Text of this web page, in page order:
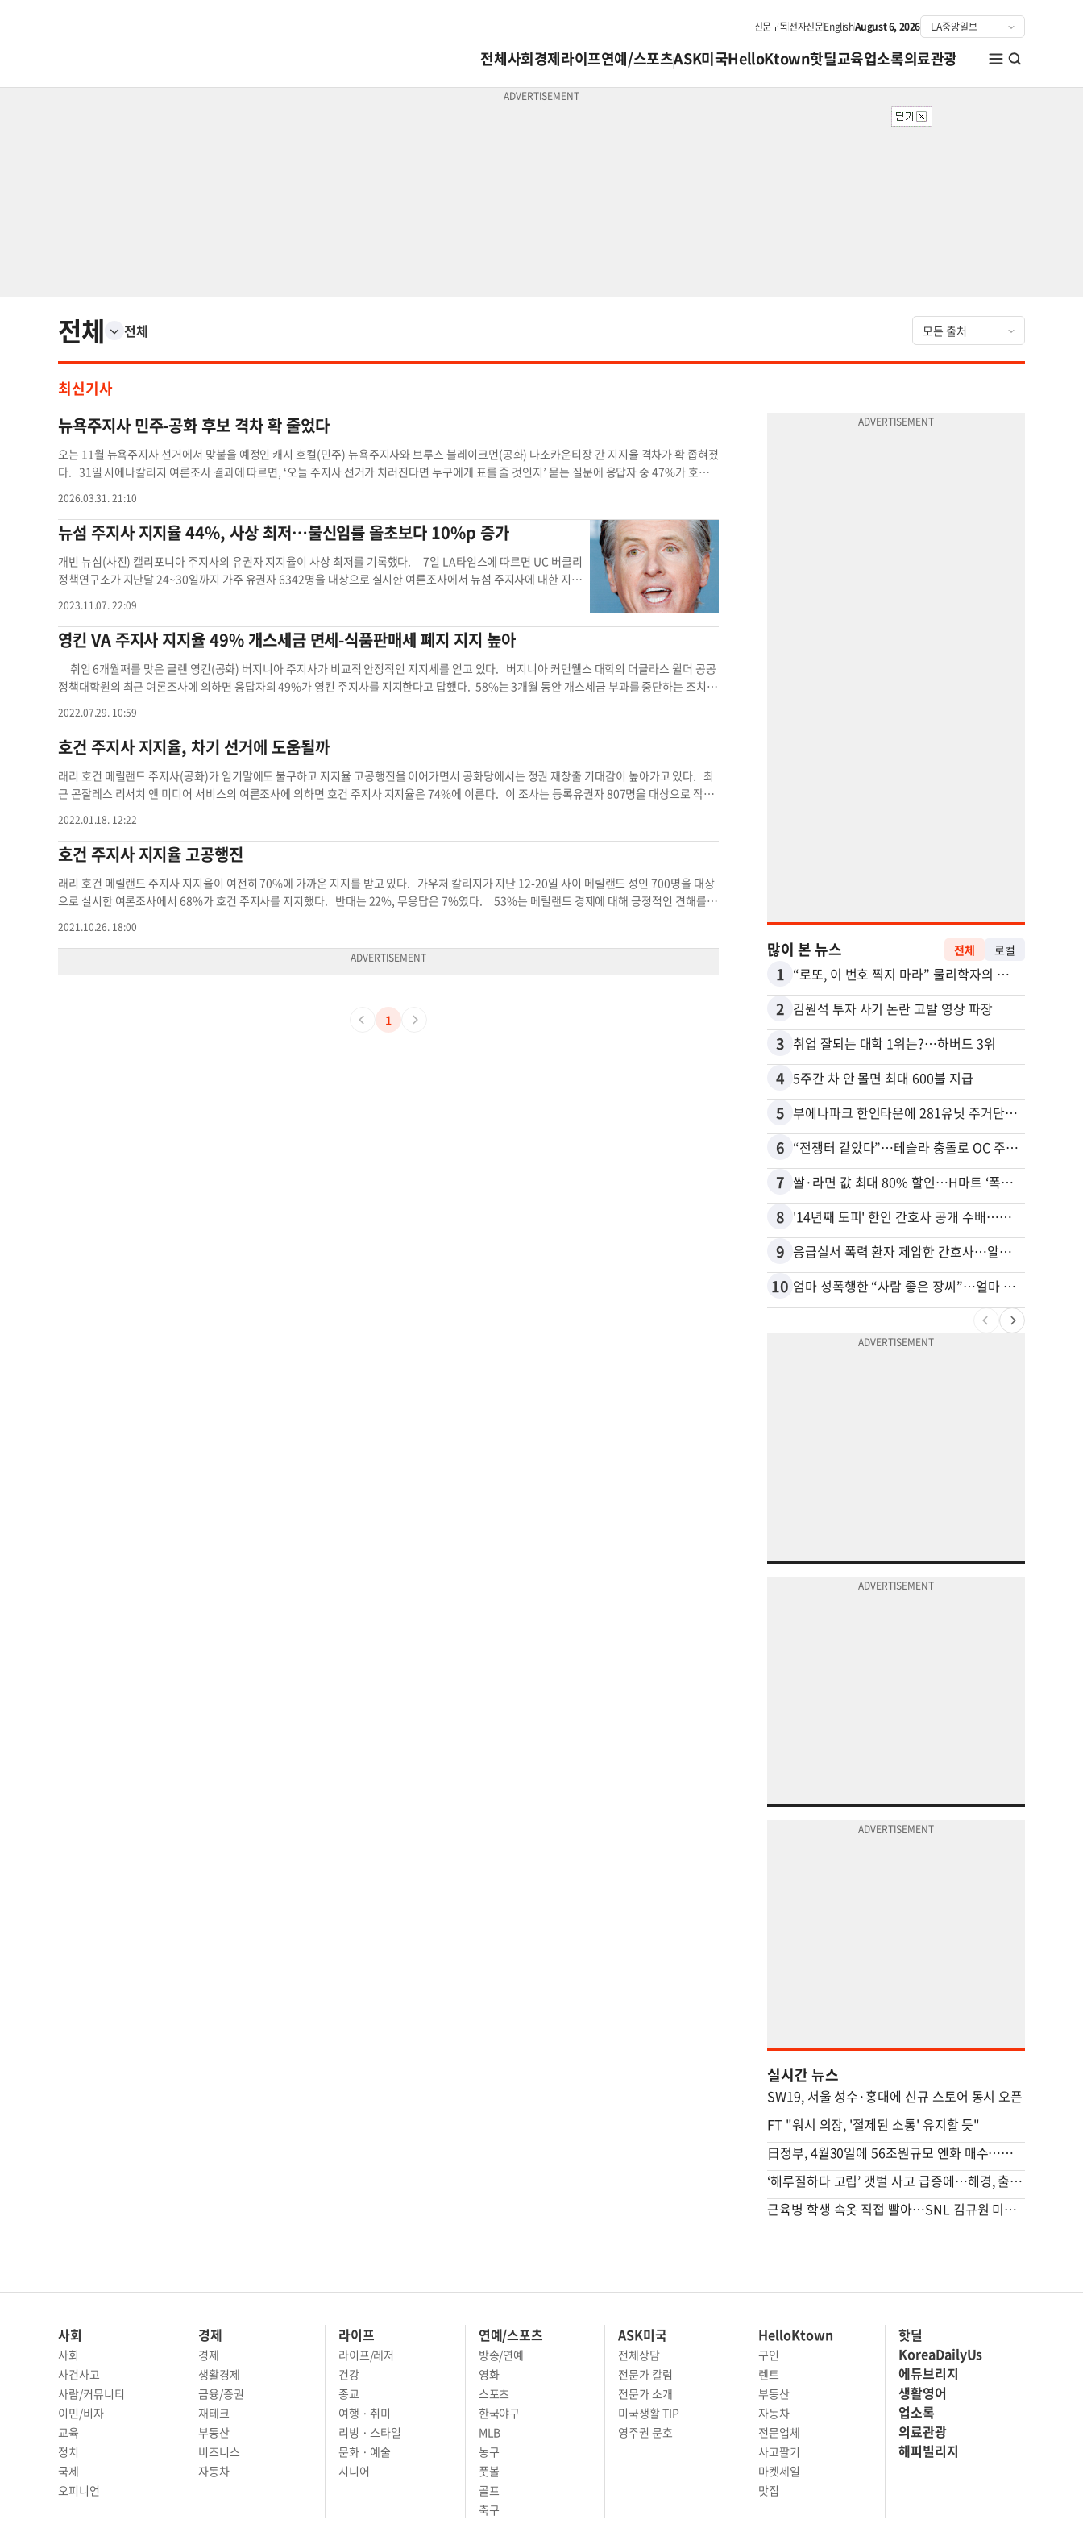
신문구독전자신문EnglishAugust 6, 2026
전체사회경제라이프연예/스포츠ASK미국HelloKtown핫딜교육업소록의료관광
전체 전체
최신기사
뉴욕주지사 민주-공화 후보 격차 확 줄었다
오는 11월 뉴욕주지사 선거에서 맞붙을 예정인 캐시 호컬(민주) 뉴욕주지사와 브루스 블레이크먼(공화) 나소카운티장 간 지지율 격차가 확 좁혀졌
다. 31일 시에나칼리지 여론조사 결과에 따르면, ‘오늘 주지사 선거가 치러진다면 누구에게 표를 줄 것인지’ 묻는 질문에 응답자 중 47%가 호컬
지한다는 응답이 51%로 절반을 넘었고, 블레이크먼 지지율은 31%로 두 후보 간 격차가 20%포인트에 달했지만 3월에는 확 좁혀진 것이다. 블
레이크먼은 특히 특정 당에 소속돼 있지 않은 무소속 유권자들 사이에서 최근 지지를 얻은 것으로 나타났다. 무소속 유권자 중 블레이크먼 지지 의
사를 밝힌 이들의 비율은 39%로, 호컬 주지사 지지율(32%)을 7%포인트 앞섰다. 특히 무소속 유권자 중 아직 주지사로 누구를 지지할지 모르겠
다고 응답한 이들도 23%에 달해 향후 성패를 가를 요소가 될 것으로 보인다. 또한 백인 유권자 그룹에서도 호컬 주지사 지지율과 블레이크먼 지
지율이 43%로 같은 수준이었다. 다만 유색인종 유권자 그룹에선 64%가 호컬 주지사를 지지했다. 스티브 그린버그 시에나칼리지 여론조사 전
문가는 “단순히 이번 달에만 나타난 현상인지, 장기적인 흐름인지는 주 예산이 승인되고 선거운동이 전개되는 흐름에 따라 판단할 수 있다”고 전
했다. 호컬 주지사와의 격차를 확 좁힌 블레이크먼은 “뉴요커들은 현 주지사가 만들어낸 생활비 위기에서 구제되길 바라고 있다”며 이에 따라 지
지율 격차를 좁힌 것이라고 설명했다. 이어 “소득세를 감면하고, 유틸리티 요금을 절반으로 줄이겠다는 제 계획으로 주민들을 구제할 것”이라고
밝혔다. 호컬 선거 캠페인 측은 “현재 주지사는 매일 물가를 안정시키고, 치안을 위해 수십억 달러를 투자하고, 또 도널드 트럼프 행정부에 맞서
는 반면 블레이크먼은 정반대 행보를 보인다”고 지적했다. 현재 기록에 따르면 호컬 주지사는 선거 캠페인 자금 2018만 달러를 확보, 블레이크먼
캠페인(160만 달러)을 압도적으로 앞서는 상태다. 한편 이날 여론조사에서 뉴욕 유권자들은 트럼프 대통령이 전쟁을 개시할 때는 연방의회 승
을 확인하는 것이 필요하다는 의견이 54%로 더 많았다. 트럼프 행정부의 관세 정책에 반대하는 의견은 60%였다. 김은별 기자
ailyny.com뉴욕주지사 후보 뉴욕주지사 선거 지지율 격차 주지사 지지율
2026.03.31. 21:10
뉴섬 주지사 지지율 44%, 사상 최저…불신임률 올초보다 10%p 증가
개빈 뉴섬(사진) 캘리포니아 주지사의 유권자 지지율이 사상 최저를 기록했다. 7일 LA타임스에 따르면 UC 버클리
정책연구소가 지난달 24~30일까지 가주 유권자 6342명을 대상으로 실시한 여론조사에서 뉴섬 주지사에 대한 지지
지지했던 지난 2월보다 11%p 하락한 수치다. 반면, 그의 불신임률은 49%로, 올 초보다 10%p 증가했다. 특히 뉴
섬 주지사의 지지도는 당파와 관계없이 유권자들 사이에서 전반적으로 하락한 것으로 나타났다. 민주당 유권자들의
뉴섬 주지사 지지율은 66%로 여전히 절반을 넘지만, 올해 초와 비교했을 때는 16%p 떨어졌다. 반면 뉴섬 주지사를
반대하는 민주당 유권자들은 25%로, 올해 초 12%보다 두배가 늘었다. 또한 선호 정당이 없는 유권자들 사이에서
도 그의 지지율은 49%에서 37%로 하락했다. 이러한 변화는 뉴섬 주지사가 최근 조 바이든 대통령을 적극 지지하면
2020년 9월 코로나19 팬데믹에 성공적인 초기 대응 성과를 인정받았던 시기에 최고조에 달했다. 당시 지난 50년 이
래 가주 주지사 중에서 가장 높은 지지를 얻었다. 그러나 새로운 변종이 나타난 이후 엄격한 방역 및 제한 조치들이
이어지면서 주민들의 불만은 높아져 갔다. 같은 시기에 뉴섬 지사는 나파밸리 고급 레스토랑에서 지인들과 외식을 하
는 장면이 목격되면서 격렬한 비난을 받았다. 또한 팬데믹 이후 심화하고 있는 홈리스와 범죄 문제로 인해 현재 가
주 상태에 대해 주민들의 불만은 계속 커지고 있다. 실제로 최근 캘리포니아 공공정책연구소(PPIC)가 공개한 여론
로 최소 2년 이상이 남은 상황에서 이런 지지도의 급락은 주정을 이끌어나가는데 어려움을 겪을 것으로 전문가들은 분
석했다. 장수아 기자jang.suah@koreadaily.com불신임률 주지사 주지사 지지율 주지사 지지도 유권자 지지율
2023.11.07. 22:09
영킨 VA 주지사 지지율 49% 개스세금 면세-식품판매세 폐지 지지 높아
취임 6개월째를 맞은 글렌 영킨(공화) 버지니아 주지사가 비교적 안정적인 지지세를 얻고 있다. 버지니아 커먼웰스 대학의 더글라스 윌더 공공
정책대학원의 최근 여론조사에 의하면 응답자의 49%가 영킨 주지사를 지지한다고 답했다. 58%는 3개월 동안 개스세금 부과를 중단하는 조치에
다. 주정부가 부과하는 식품 판매세 1.5% 폐지에 대해서는 찬반 여론이 절반씩 갈렸다. 영킨 주지사는 카운티와 시티 정부가 부과하는 1% 식품
판매세도 폐지해야 한다고 주장하고 있다. 더글라스 윌더 전 주지사는 "영킨 주지사의 안정적인 지지율은 고물가에 대해 주민들이 반응하는 것"이
라고 전했다. 영킨 주지사가 초당적으로 추진하고 있는 '전통 흑인대학(HBCU)'에 대한 지원에 대해서는 79%가 찬성했다. 대안학교인 '랩 스쿨'
설립 간소화 정책에 대해서는 55%가 지지했다. 현행 교육법상 사범대학이 있는 4년제 주립대학만이 K-12 랩스쿨을 만들 수 있지만, 영킨 주지사
가 주도해 여야 합의로 사립대학과 민간기관도 랩스쿨을 개교할 수 있도록 했으며 1억달러의 관련 예산을 확보했다. 이번 여론조사는 지난 6월30
mail.com식품판매세 개스세금 주지사 지지율 식품판매세 폐지 개스세금 면세
2022.07.29. 10:59
호건 주지사 지지율, 차기 선거에 도움될까
래리 호건 메릴랜드 주지사(공화)가 임기말에도 불구하고 지지율 고공행진을 이어가면서 공화당에서는 정권 재창출 기대감이 높아가고 있다. 최
근 곤잘레스 리서치 앤 미디어 서비스의 여론조사에 의하면 호건 주지사 지지율은 74%에 이른다. 이 조사는 등록유권자 807명을 대상으로 작년
무부 장관이 호건 주지사의 후광을 입을 수 있다고 분석하고 있다. 콘잘레스 리서치 앤 미디어 서비스는, 호건 주지사 초선 임기인 2016년 이후 줄
곧 주지사 지지율 조사를 진행해 왔는데, 67%에서 78% 분포를 보이고 있다. 역대 어느 주지사도 당적을 불문하고 이 정도의 높은 지지율을 지속
적으로 유지한 적이 없다. 공화당의 한 인사는 “전체 유권자의 2/3가 민주당 성향임을 감안하면 호건 주지사 개인에 대한 지지율이 아니라 공화
당에 대한 전반적인 기대가 높아진 탓”이라고 분석했다. 수십년 지속된 민주당 일당독재에 지친 주민들이 서서히 공화당 쪽으로 눈길을 돌리고 있
으며, 호건 주지사와 같은 온건파 공화당이라면 충분히 국정을 맡길 수 있다는 인식이 늘어나고 있다는 것이다. 메릴랜드 주민의 57%가 메릴랜드
사는 도날드 트럼프 전 대통령 등 강경파와 노골적으로 대립하며 민주당 온건파의 호감도를 높여왔다. 슐츠 장관도 호건 주지사와 마찬가지로 온
건파에 속하며 민주당원 사이의 호감도가 그리 나쁘지 않다. 김옥채 기자kimokchae04@gmail.com주지사 지지율 주지사 지지율 메릴랜드
2022.01.18. 12:22
호건 주지사 지지율 고공행진
래리 호건 메릴랜드 주지사 지지율이 여전히 70%에 가까운 지지를 받고 있다. 가우처 칼리지가 지난 12-20일 사이 메릴랜드 성인 700명을 대상
으로 실시한 여론조사에서 68%가 호건 주지사를 지지했다. 반대는 22%, 무응답은 7%였다. 53%는 메릴랜드 경제에 대해 긍정적인 견해를
니티 개발 등에 예산이 적게 배정됐다고 응답한 비율은 47%였다. 실업급여 예산 이슈에 대해서는 의견이 가장 많이 갈렸다. 실업급여 예산이
적다는 응답은 32%, 많다는 응답은 27%, 적당하다는 응답은 34%였다. 주립공원 방문 의사를 밝힌 응답비율은 84%였으나 주립공원 예산이 적
다. 낙태 찬성 비율은 88%로 전국 최상위권을 유지하고 있었다. 메릴랜드와 펜실베이니아 접경선인 메이슨-딕슨 라인을 기준으로 북부와 남
부지역이 나뉘지만, 메릴랜드 주민의 65%는 메릴랜드를 북부주로 여기고 있었으며, 27%만이 남부주로 받아들였다. 이번 조사는 유무선 혼합조
2021.10.26. 18:00
1
많이 본 뉴스 전체 로컬
1 “로또, 이 번호 찍지 마라” 물리학자의 당첨금 높이는 비밀
2 김원석 투자 사기 논란 고발 영상 파장
3 취업 잘되는 대학 1위는?…하버드 3위
4 5주간 차 안 몰면 최대 600불 지급
5 부에나파크 한인타운에 281유닛 주거단지 들어선다
6 “전쟁터 같았다”…테슬라 충돌로 OC 주택 4채 파손
7 쌀·라면 값 최대 80% 할인…H마트 ‘폭탄 세일’
8 '14년째 도피' 한인 간호사 공개 수배…메디케어 사기 유죄
9 응급실서 폭력 환자 제압한 간호사…알고 보니
10 엄마 성폭행한 “사람 좋은 장씨”…얼마 뒤 딸 배도 불러왔다
실시간 뉴스
SW19, 서울 성수·홍대에 신규 스토어 동시 오픈
FT "워시 의장, '절제된 소통' 유지할 듯"
日정부, 4월30일에 56조원규모 엔화 매수…하루기준 역대 최대
‘해루질하다 고립’ 갯벌 사고 급증에…해경, 출입통제구역 확대
근육병 학생 속옷 직접 빨아…SNL 김규원 미담 화제
사회
사회
사건사고
사람/커뮤니티
이민/비자
교육
정치
국제
오피니언
경제
경제
생활경제
금융/증권
재테크
부동산
비즈니스
자동차
라이프
라이프/레저
건강
종교
여행 · 취미
리빙 · 스타일
문화 · 예술
시니어
연예/스포츠
방송/연예
영화
스포츠
한국야구
MLB
농구
풋볼
골프
축구
ASK미국
전체상담
전문가 칼럼
전문가 소개
미국생활 TIP
영주권 문호
HelloKtown
구인
렌트
부동산
자동차
전문업체
사고팔기
마켓세일
맛집
핫딜
KoreaDailyUs
에듀브리지
생활영어
업소록
의료관광
해피빌리지